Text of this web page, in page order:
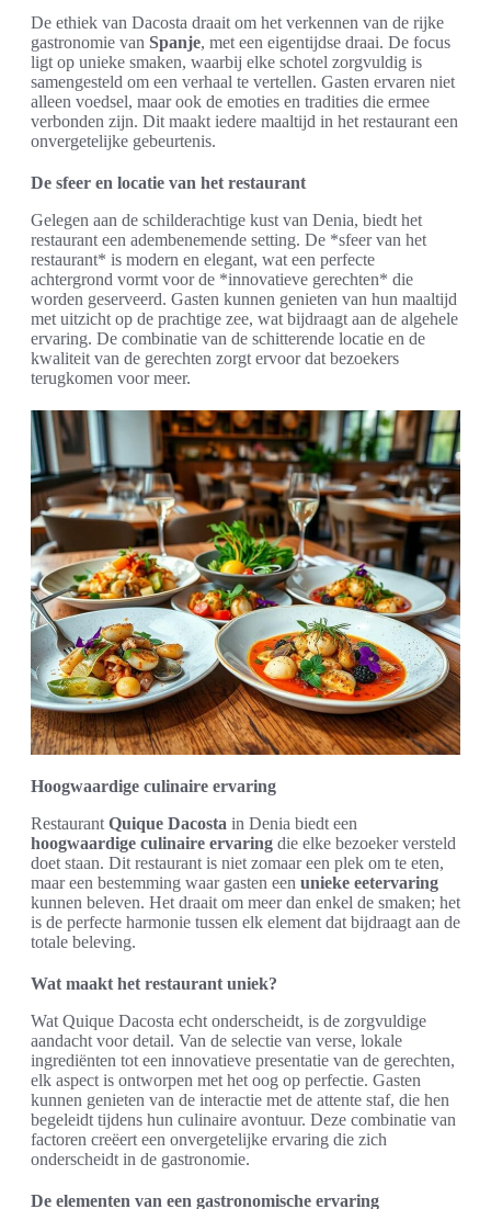
De ethiek van Dacosta draait om het verkennen van de rijke
gastronomie van Spanje, met een eigentijdse draai. De focus
ligt op unieke smaken, waarbij elke schotel zorgvuldig is
samengesteld om een verhaal te vertellen. Gasten ervaren niet
alleen voedsel, maar ook de emoties en tradities die ermee
verbonden zijn. Dit maakt iedere maaltijd in het restaurant een
onvergetelijke gebeurtenis.
De sfeer en locatie van het restaurant
Gelegen aan de schilderachtige kust van Denia, biedt het
restaurant een adembenemende setting. De *sfeer van het
restaurant* is modern en elegant, wat een perfecte
achtergrond vormt voor de *innovatieve gerechten* die
worden geserveerd. Gasten kunnen genieten van hun maaltijd
met uitzicht op de prachtige zee, wat bijdraagt aan de algehele
ervaring. De combinatie van de schitterende locatie en de
kwaliteit van de gerechten zorgt ervoor dat bezoekers
terugkomen voor meer.
Hoogwaardige culinaire ervaring
Restaurant Quique Dacosta in Denia biedt een
hoogwaardige culinaire ervaring die elke bezoeker versteld
doet staan. Dit restaurant is niet zomaar een plek om te eten,
maar een bestemming waar gasten een unieke eetervaring
kunnen beleven. Het draait om meer dan enkel de smaken; het
is de perfecte harmonie tussen elk element dat bijdraagt aan de
totale beleving.
Wat maakt het restaurant uniek?
Wat Quique Dacosta echt onderscheidt, is de zorgvuldige
aandacht voor detail. Van de selectie van verse, lokale
ingrediënten tot een innovatieve presentatie van de gerechten,
elk aspect is ontworpen met het oog op perfectie. Gasten
kunnen genieten van de interactie met de attente staf, die hen
begeleidt tijdens hun culinaire avontuur. Deze combinatie van
factoren creëert een onvergetelijke ervaring die zich
onderscheidt in de gastronomie.
De elementen van een gastronomische ervaring